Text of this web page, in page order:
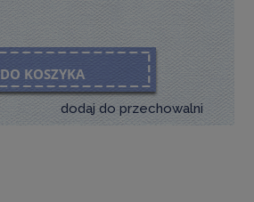
DO KOSZYKA
dodaj do przechowalni